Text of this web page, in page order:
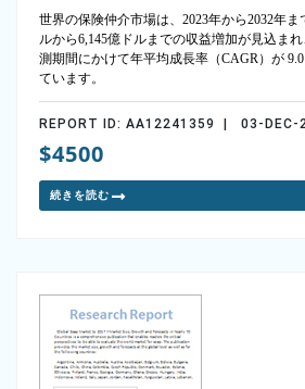
世界の保険仲介市場は、2023年から2032年ま
ルから6,145億ドルまでの収益増加が見込ま
測期間にかけて年平均成長率（CAGR）が
ています。
REPORT ID: AA12241359 | 03-DEC-
$4500
続きを読む